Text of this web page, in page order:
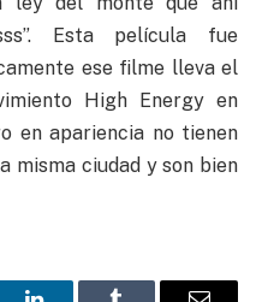
Esta película fue
ese filme lleva el
High Energy en
en apariencia no tienen
misma ciudad y son bien